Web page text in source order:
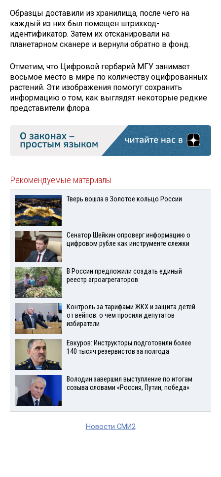
Образцы доставили из хранилища, после чего на
каждый из них был помещен штрихкод-
идентификатор. Затем их отсканировали на
планетарном сканере и вернули обратно в фонд.
Отметим, что Цифровой гербарий МГУ занимает
восьмое место в мире по количеству оцифрованных
растений. Эти изображения помогут сохранить
информацию о том, как выглядят некоторые редкие
представители флора.
Рекомендуемые материалы
Тверь вошла в Золотое кольцо России
Сенатор Шейкин опроверг информацию о
цифровом рубле как инструменте слежки
В России предложили создать единый
реестр агроагрегаторов
Контроль за тарифами ЖКХ и защита детей
от вейпов: о чем просили депутатов
избиратели
Евкуров: Инструкторы подготовили более
140 тысяч резервистов за полгода
Володин завершил выступление по итогам
созыва словами «Россия, Путин, победа»
Новости СМИ2